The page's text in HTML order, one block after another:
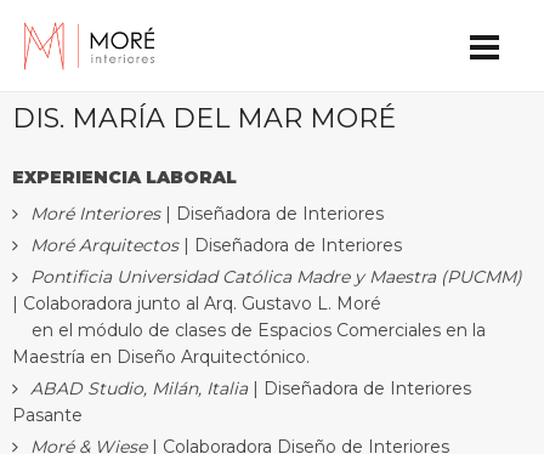
DIS. MARÍA DEL MAR MORÉ
EXPERIENCIA LABORAL
Moré Interiores| Diseñadora de Interiores
Moré Arquitectos| Diseñadora de Interiores
Pontificia Universidad Católica Madre y Maestra (PUCMM)
| Colaboradora junto al Arq. Gustavo L. Moré
en el módulo de clases de Espacios Comerciales en la
Maestría en Diseño Arquitectónico.
ABAD Studio, Milán, Italia| Diseñadora de Interiores
Pasante
Moré & Wiese| Colaboradora Diseño de Interiores